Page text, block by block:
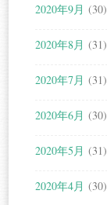
2020年9月 (30)
2020年8月 (31)
2020年7月 (31)
2020年6月 (30)
2020年5月 (31)
2020年4月 (30)